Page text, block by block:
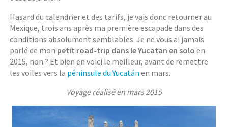
Hasard du calendrier et des tarifs, je vais donc retourner au
Mexique, trois ans après ma première escapade dans des
conditions absolument semblables. Je ne vous ai jamais
parlé de mon petit road-trip dans le Yucatan en solo en
2015, non ? Et bien en voici le meilleur, avant de remettre
les voiles vers la péninsule du Yucatán en mars.
Voyage réalisé en mars 2015